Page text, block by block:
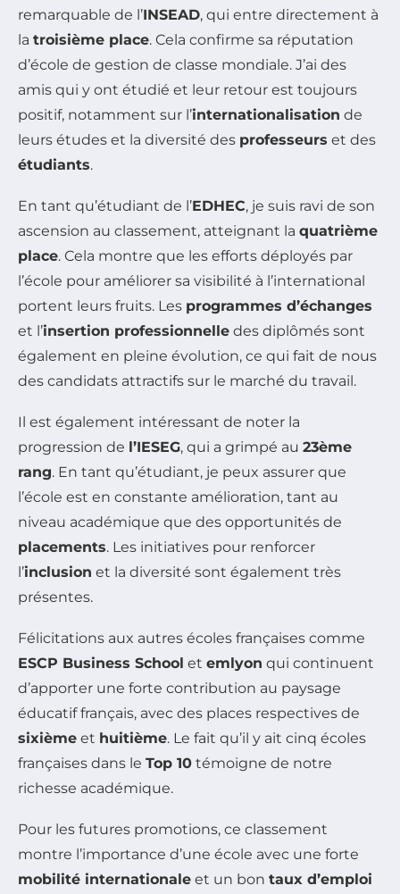
remarquable de l’INSEAD, qui entre directement à
la troisième place. Cela confirme sa réputation
d’école de gestion de classe mondiale. J’ai des
amis qui y ont étudié et leur retour est toujours
positif, notamment sur l’internationalisation de
leurs études et la diversité des professeurs et des
étudiants.
En tant qu’étudiant de l’EDHEC, je suis ravi de son
ascension au classement, atteignant la quatrième
place. Cela montre que les efforts déployés par
l’école pour améliorer sa visibilité à l’international
portent leurs fruits. Les programmes d’échanges
et l’insertion professionnelle des diplômés sont
également en pleine évolution, ce qui fait de nous
des candidats attractifs sur le marché du travail.
Il est également intéressant de noter la
progression de l’IESEG, qui a grimpé au 23ème
rang. En tant qu’étudiant, je peux assurer que
l’école est en constante amélioration, tant au
niveau académique que des opportunités de
placements. Les initiatives pour renforcer
l’inclusion et la diversité sont également très
présentes.
Félicitations aux autres écoles françaises comme
ESCP Business School et emlyon qui continuent
d’apporter une forte contribution au paysage
éducatif français, avec des places respectives de
sixième et huitième. Le fait qu’il y ait cinq écoles
françaises dans le Top 10 témoigne de notre
richesse académique.
Pour les futures promotions, ce classement
montre l’importance d’une école avec une forte
mobilité internationale et un bon taux d’emploi